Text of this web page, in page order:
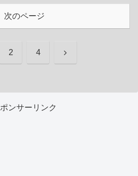
次のページ
2 4 次
ンサーリンク